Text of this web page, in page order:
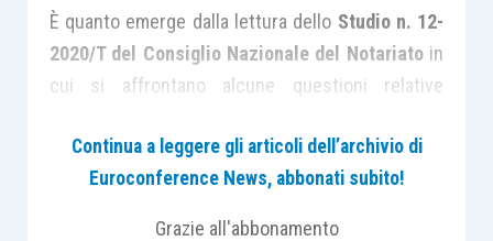
È quanto emerge dalla lettura dello Studio n. 12-
2020/T del Consiglio Nazionale del Notariatoin
cui si affrontano alcune questioni relative
in base al quale, fino al 31 dicembre 2021 , sui
trasferimenti di interi fabbricati a favore di
Continua a leggere gli articoli dell’archivio di
Euroconference News, abbonati subito!
Grazie all'abbonamento